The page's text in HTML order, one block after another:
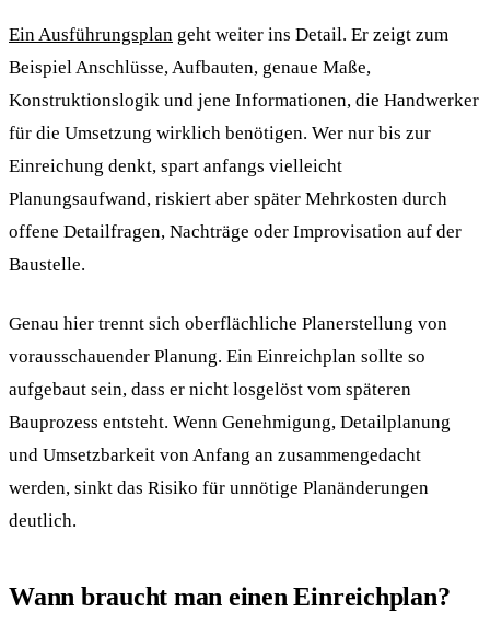
Ein Ausführungsplan geht weiter ins Detail. Er zeigt zum
Beispiel Anschlüsse, Aufbauten, genaue Maße,
Konstruktionslogik und jene Informationen, die Handwerker
für die Umsetzung wirklich benötigen. Wer nur bis zur
Einreichung denkt, spart anfangs vielleicht
Planungsaufwand, riskiert aber später Mehrkosten durch
offene Detailfragen, Nachträge oder Improvisation auf der
Baustelle.
Genau hier trennt sich oberflächliche Planerstellung von
vorausschauender Planung. Ein Einreichplan sollte so
aufgebaut sein, dass er nicht losgelöst vom späteren
Bauprozess entsteht. Wenn Genehmigung, Detailplanung
und Umsetzbarkeit von Anfang an zusammengedacht
werden, sinkt das Risiko für unnötige Planänderungen
deutlich.
Wann braucht man einen Einreichplan?